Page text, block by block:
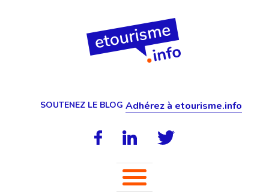
SOUTENEZ LE BLOG Adhérez à etourisme.info